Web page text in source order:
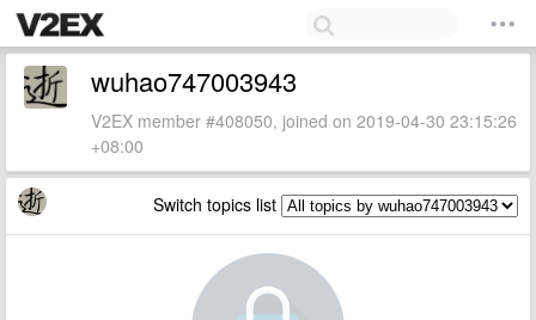
wuhao747003943
V2EX member #408050, joined on 2019-04-30 23:15:26
+08:00
Switch topics list